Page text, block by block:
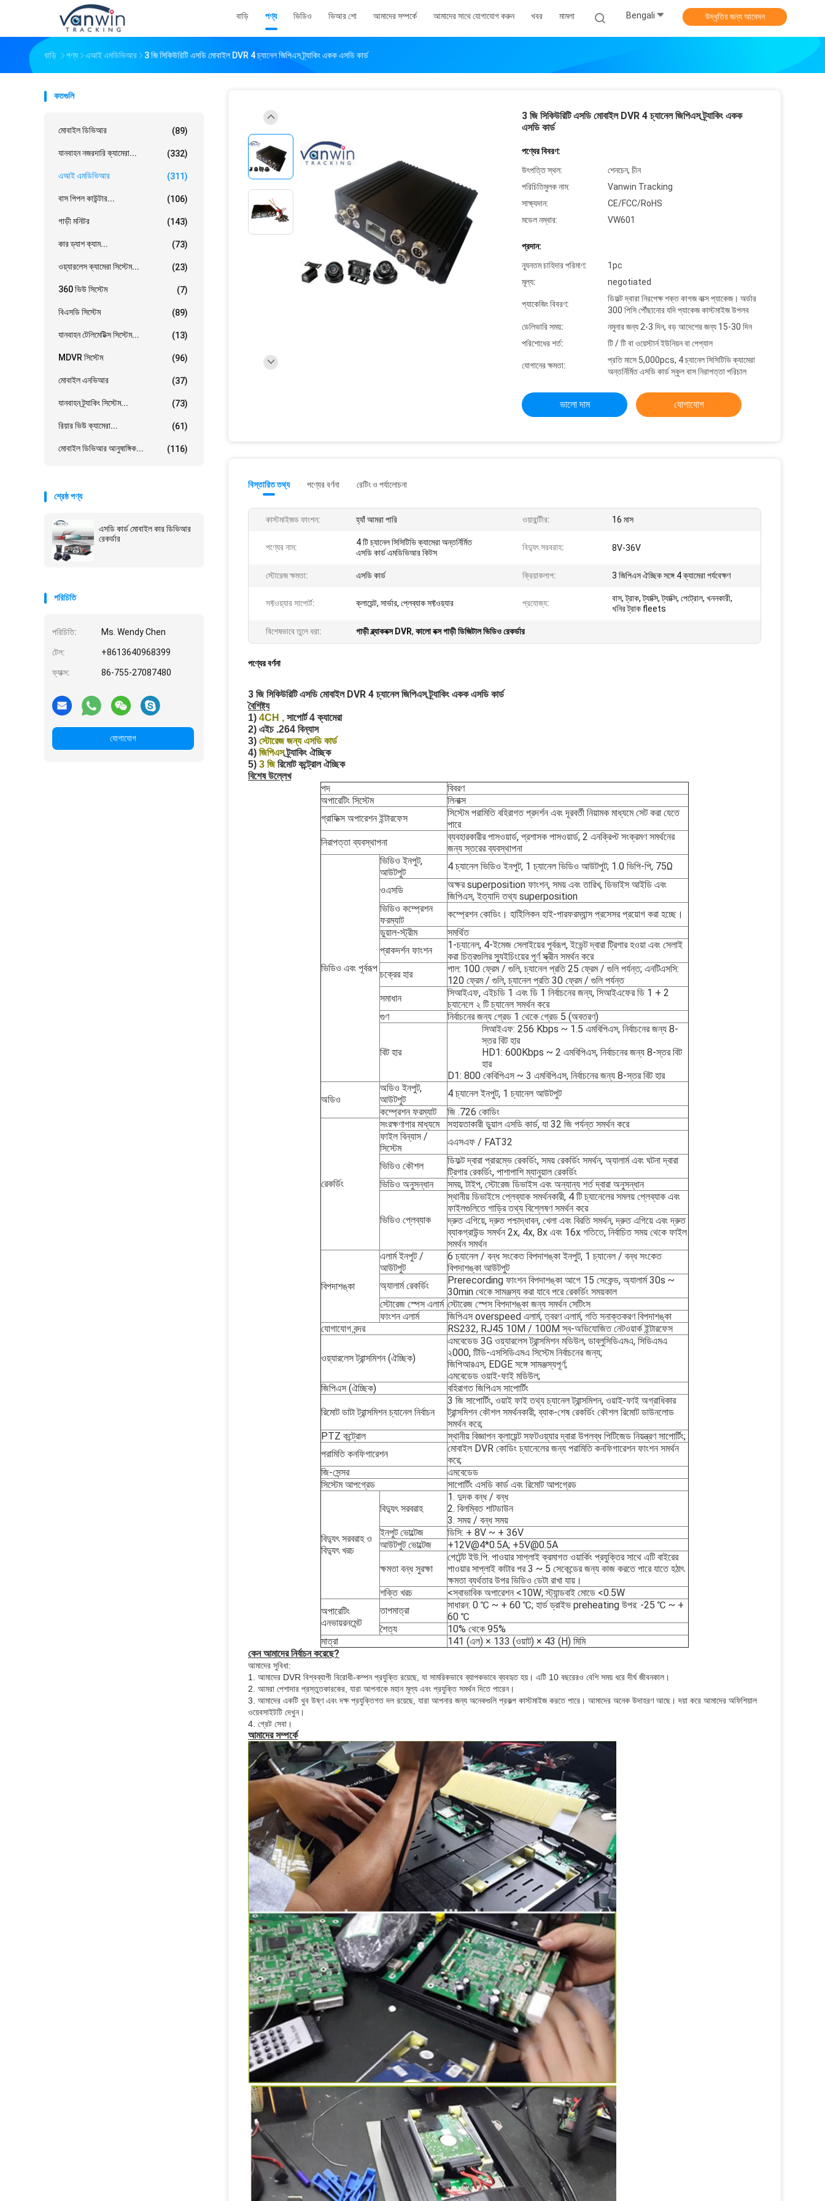
বাড়ি পণ্য ভিডিও ভিআর শো আমাদের সম্পর্কে আমাদের সাথে যোগাযোগ করুন খবর মামলা Bengali উদ্ধৃতির জন্য আবেদন
বাড়ি পণ্য এআই এমডিভিআর 3 জি সিকিউরিটি এসডি মোবাইল DVR 4 চ্যানেল জিপিএস ট্র্যাকিং একক এসডি কার্ড
কতগুলি
মোবাইল ডিভিআর (89)
যানবাহন নজরদারি ক্যামেরা... (332)
এআই এমডিভিআর (311)
বাস পিপল কাউন্টার... (106)
গাড়ী মনিটর (143)
কার ড্যাশ ক্যাম... (73)
ওয়্যারলেস ক্যামেরা সিস্টেম... (23)
360 ভিউ সিস্টেম (7)
বিএসডি সিস্টেম (89)
যানবাহন টেলিমেটিক্স সিস্টেম... (13)
MDVR সিস্টেম (96)
মোবাইল এনভিআর (37)
যানবাহন ট্র্যাকিং সিস্টেম... (73)
রিয়ার ভিউ ক্যামেরা... (61)
মোবাইল ডিভিআর আনুষাঙ্গিক... (116)
শ্রেষ্ঠ পণ্য
এসডি কার্ড মোবাইল কার ডিভিআর
রেকর্ডার
পরিচিতি
পরিচিতি: Ms. Wendy Chen
টেল: +8613640968399
ফ্যাক্স: 86-755-27087480
যোগাযোগ
3 জি সিকিউরিটি এসডি মোবাইল DVR 4 চ্যানেল জিপিএস ট্র্যাকিং একক
এসডি কার্ড
পণ্যের বিবরণ:
উৎপত্তি স্থল:
শেনচেন, চীন
পরিচিতিমুলক নাম:
Vanwin Tracking
সাক্ষ্যদান:
CE/FCC/RoHS
মডেল নম্বার:
VW601
প্রদান:
ন্যূনতম চাহিদার পরিমাণ:
1pc
মূল্য:
negotiated
প্যাকেজিং বিবরণ:
ডিফল্ট দ্বারা নিরপেক্ষ শক্ত কাগজ বাক্স প্যাকেজ। অর্ডার
300 পিসি পৌঁছানোর যদি প্যাকেজ কাস্টমাইজ উপলব
ডেলিভারি সময়:
নমুনার জন্য 2-3 দিন, বড় আদেশের জন্য 15-30 দিন
পরিশোধের শর্ত:
টি / টি বা ওয়েস্টার্ন ইউনিয়ন বা পেপ্যাল
যোগানের ক্ষমতা:
প্রতি মাসে 5,000pcs, 4 চ্যানেল সিসিটিভি ক্যামেরা
অন্তর্নির্মিত এসডি কার্ড স্কুল বাস নিরাপত্তা পরিচাল
ভালো দাম যোগাযোগ
বিস্তারিত তথ্য পণ্যের বর্ণনা রেটিং ও পর্যালোচনা
কাস্টমাইজড ফাংশন: হ্যাঁ আমরা পারি ওয়ারান্টীর: 16 মাস
পণ্যের নাম:
4 টি চ্যানেল সিসিটিভি ক্যামেরা অন্তর্নির্মিত
এসডি কার্ড এমডিভিআর কিটস
বিদ্যুৎ সরবরাহ: 8V-36V
স্টোরেজ ক্ষমতা: এসডি কার্ড ক্রিয়াকলাপ: 3 জিপিএস ঐচ্ছিক সঙ্গে 4 ক্যামেরা পর্যবেক্ষণ
সফ্টওয়্যার সাপোর্ট: ক্লায়েন্ট, সার্ভার, প্লেব্যাক সফ্টওয়্যার প্রযোজ্য:
বাস, ট্রাক, ট্যাক্সি, ট্যাক্সি, পেট্রোল, খননকারী,
খনির ট্রাক fleets
বিশেষভাবে তুলে ধরা: গাড়ী ব্ল্যাকবক্স DVR, কালো বক্স গাড়ী ডিজিটাল ভিডিও রেকর্ডার
পণ্যের বর্ণনা
3 জি সিকিউরিটি এসডি মোবাইল DVR 4 চ্যানেল জিপিএস ট্র্যাকিং একক এসডি কার্ড
বৈশিষ্ট্য
1) 4CH , সাপোর্ট 4 ক্যামেরা
2) এইচ .264 বিন্যাস
3) স্টোরেজ জন্য এসডি কার্ড
4) জিপিএসট্র্যাকিং ঐচ্ছিক
5) 3 জিরিমোট কন্ট্রোল ঐচ্ছিক
বিশেষ উল্লেখ
পদ
বিবরণ
অপারেটিং সিস্টেম
লিনাক্স
গ্রাফিক্স অপারেশন ইন্টারফেস
সিস্টেম পরামিতি বহিরাগত প্রদর্শন এবং দূরবর্তী নিয়ামক মাধ্যমে সেট করা যেতে
পারে
নিরাপত্তা ব্যবস্থাপনা
ব্যবহারকারীর পাসওয়ার্ড, প্রশাসক পাসওয়ার্ড, 2 এনক্রিপ্ট সংক্রমণ সমর্থনের
জন্য স্তরের ব্যবস্থাপনা
ভিডিও এবং পূর্বরূপ
ভিডিও ইনপুট,
আউটপুট
4 চ্যানেল ভিডিও ইনপুট, 1 চ্যানেল ভিডিও আউটপুট; 1.0 ভিপি-পি, 75Ω
ওএসডি
অক্ষর superposition ফাংশন, সময় এবং তারিখ, ডিভাইস আইডি এবং
জিপিএস, ইত্যাদি তথ্য superposition
ভিডিও কম্প্রেশন
ফরম্যাট
কম্প্রেশন কোডিং। হাইিলিকন হাই-পারফরম্যান্স প্রসেসর প্রয়োগ করা হচ্ছে।
ডুয়াল-স্ট্রীম
সমর্থিত
প্রাকদর্শন ফাংশন
1-চ্যানেল, 4-ইমেজ সেলাইয়ের পূর্বরূপ, ইভেন্ট দ্বারা ট্রিগার হওয়া এবং সেলাই
করা চিত্রগুলির স্যুইচিংয়ের পূর্ণ স্ক্রীন সমর্থন করে
চক্রের হার
পাল: 100 ফ্রেম / গুলি, চ্যানেল প্রতি 25 ফ্রেম / গুলি পর্যন্ত; এনটিএসসি:
120 ফ্রেম / গুলি, চ্যানেল প্রতি 30 ফ্রেম / গুলি পর্যন্ত
সমাধান
সিআইএফ, এইচডি 1 এবং ডি 1 নির্বাচনের জন্য, সিআইএফের ডি 1 + 2
চ্যানেলে ২ টি চ্যানেল সমর্থন করে
গুণ
নির্বাচনের জন্য গ্রেড 1 থেকে গ্রেড 5 (অবতরণ)
বিট হার
সিআইএফ: 256 Kbps ~ 1.5 এমবিপিএস, নির্বাচনের জন্য 8-
স্তর বিট হার
HD1: 600Kbps ~ 2 এমবিপিএস, নির্বাচনের জন্য 8-স্তর বিট
হার
D1: 800 কেবিপিএস ~ 3 এমবিপিএস, নির্বাচনের জন্য 8-স্তর বিট হার
অডিও
অডিও ইনপুট,
আউটপুট
4 চ্যানেল ইনপুট, 1 চ্যানেল আউটপুট
কম্প্রেশন ফরম্যাট
জি .726 কোডিং
রেকর্ডিং
সংরক্ষণাগার মাধ্যমে
সহায়তাকারী ডুয়াল এসডি কার্ড, যা 32 জি পর্যন্ত সমর্থন করে
ফাইল বিন্যাস /
সিস্টেম
এএসএফ / FAT32
ভিডিও কৌশল
ডিফল্ট দ্বারা প্রারম্ভে রেকর্ডিং, সময় রেকর্ডিং সমর্থন, অ্যালার্ম এবং ঘটনা দ্বারা
ট্রিগার রেকর্ডিং, পাশাপাশি ম্যানুয়াল রেকর্ডিং
ভিডিও অনুসন্ধান
সময়, টাইপ, স্টোরেজ ডিভাইস এবং অন্যান্য শর্ত দ্বারা অনুসন্ধান
ভিডিও প্লেব্যাক
স্থানীয় ডিভাইসে প্লেব্যাক সমর্থনকারী, 4 টি চ্যানেলের সমলয় প্লেব্যাক এবং
ফাইলগুলিতে গাড়ির তথ্য বিশ্লেষণ সমর্থন করে
দ্রুত এগিয়ে, দ্রুত পশ্চাদ্ধাবন, খেলা এবং বিরতি সমর্থন, দ্রুত এগিয়ে এবং দ্রুত
ব্যাকগ্রাউন্ড সমর্থন 2x, 4x, 8x এবং 16x গতিতে, নির্বাচিত সময় থেকে ফাইল
সমর্থন সমর্থন
বিপদাশঙ্কা
এলার্ম ইনপুট /
আউটপুট
6 চ্যানেল / বন্ধ সংকেত বিপদাশঙ্কা ইনপুট, 1 চ্যানেল / বন্ধ সংকেত
বিপদাশঙ্কা আউটপুট
অ্যালার্ম রেকর্ডিং
Prerecording ফাংশন বিপদাশঙ্কা আগে 15 সেকেন্ড, অ্যালার্ম 30s ~
30min থেকে সামঞ্জস্য করা যাবে পরে রেকর্ডিং সময়কাল
স্টোরেজ স্পেস এলার্ম স্টোরেজ স্পেস বিপদাশঙ্কা জন্য সমর্থন সেটিংস
ফাংশন এলার্ম
জিপিএস overspeed এলার্ম, ত্বরণ এলার্ম, গতি সনাক্তকরণ বিপদাশঙ্কা
যোগাযোগ বন্দর
RS232, RJ45 10M / 100M স্ব-অভিযোজিত নেটওয়ার্ক ইন্টারফেস
ওয়্যারলেস ট্রান্সমিশন (ঐচ্ছিক)
এমবেডেড 3G ওয়্যারলেস ট্রান্সমিশন মডিউল, ডাব্লুসিডিএমএ, সিডিএমএ
২000, টিডি-এসসিডিএমএ সিস্টেম নির্বাচনের জন্য;
জিপিআরএস, EDGE সঙ্গে সামঞ্জস্যপূর্ণ;
এমবেডেড ওয়াই-ফাই মডিউল;
জিপিএস (ঐচ্ছিক)
বহিরাগত জিপিএস সাপোর্টিং
রিমোট ডাটা ট্রান্সমিশন চ্যানেল নির্বাচন
3 জি সাপোর্টিং, ওয়াই ফাই তথ্য চ্যানেল ট্রান্সমিশন, ওয়াই-ফাই অগ্রাধিকার
ট্রান্সমিশন কৌশল সমর্থনকারী; ব্যাক-শেষ রেকর্ডিং কৌশল রিমোট ডাউনলোড
সমর্থন করে;
PTZ কন্ট্রোল
স্থানীয় বিজ্ঞাপন ক্লায়েন্ট সফটওয়্যার দ্বারা উপলব্ধ পিটিজেড নিয়ন্ত্রণ সাপোর্টিং;
পরামিতি কনফিগারেশন
মোবাইল DVR কোডিং চ্যানেলের জন্য পরামিতি কনফিগারেশন ফাংশন সমর্থন
করে;
জি-সেন্সর
এমবেডেড
সিস্টেম আপগ্রেড
সাপোর্টিং এসডি কার্ড এবং রিমোট আপগ্রেড
বিদ্যুৎ সরবরাহ ও
বিদ্যুৎ খরচ
বিদ্যুৎ সরবরাহ
1. দুদক বন্ধ / বন্ধ
2. বিলম্বিত শাটডাউন
3. সময় / বন্ধ সময়
ইনপুট ভোল্টেজ
ডিসি: + 8V ~ + 36V
আউটপুট ভোল্টেজ
+12V@4*0.5A; +5V@0.5A
ক্ষমতা বন্ধ সুরক্ষা
পেটেন্ট ইউ.পি. পাওয়ার সাপ্লাই ক্রমাগত ওয়ার্কিং প্রযুক্তির সাথে এটি বাইরের
পাওয়ার সাপ্লাই কাটার পর 3 ~ 5 সেকেন্ডের জন্য কাজ করতে পারে যাতে হঠাৎ
ক্ষমতা ব্যর্থতার উপর ভিডিও ডেটা রাখা যায়।
শক্তি খরচ
<স্বাভাবিক অপারেশন <10W; স্ট্যান্ডবাই মোডে <0.5W
অপারেটিং
এনভায়রনমেন্ট
তাপমাত্রা
সাধারন: 0 ℃ ~ + 60 ℃; হার্ড ড্রাইভ preheating উপর: -25 ℃ ~ +
60 ℃
শৈত্য
10% থেকে 95%
মাত্রা
141 (এল) × 133 (ওয়াট) × 43 (H) মিমি
কেন আমাদের নির্বাচন করেছে?
আমাদের সুবিধা:
1. আমাদের DVR বিশ্বব্যাপী বিরোধী-কম্পন প্রযুক্তি রয়েছে, যা সামরিকভাবে ব্যাপকভাবে ব্যবহৃত হয়। এটি 10 ​​বছরেরও বেশি সময় ধরে দীর্ঘ জীবনকাল।
2. আমরা পেশাদার প্রস্তুতকারকের, যারা আপনাকে মহান মূল্য এবং প্রযুক্তি সমর্থন দিতে পারেন।
3. আমাদের একটি খুব উষ্ণ এবং দক্ষ প্রযুক্তিগত দল রয়েছে, যারা আপনার জন্য অনেকগুলি প্রকল্প কাস্টমাইজ করতে পারে। আমাদের অনেক উদাহরণ আছে। দয়া করে আমাদের অফিশিয়াল
ওয়েবসাইটটি দেখুন।
4. গ্রেট সেবা।
আমাদের সম্পর্কে